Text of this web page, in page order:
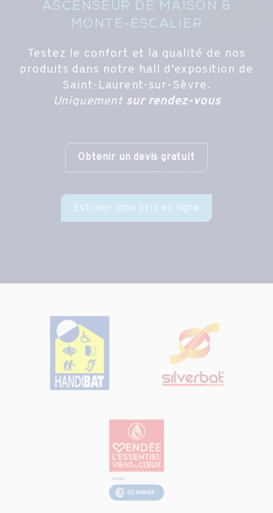
ASCENSEUR DE MAISON &
MONTE-ESCALIER
Testez le confort et la qualité de nos
produits dans notre hall d’exposition de
Saint-Laurent-sur-Sèvre.
Uniquement sur rendez-vous
Obtenir un devis gratuit
Estimer mon prix en ligne